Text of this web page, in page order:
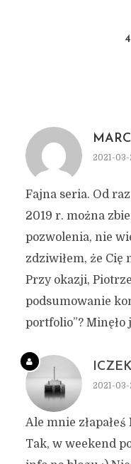
2021-03-
Fajna seria. Od
2019 r. można
pozwolenia, nie
zdziwiłem, że Cię
Przy okazji,
podsumowanie
portfolio”? Minęło
ICZEK
2021-03-
Ale mnie
Tak, w weekend